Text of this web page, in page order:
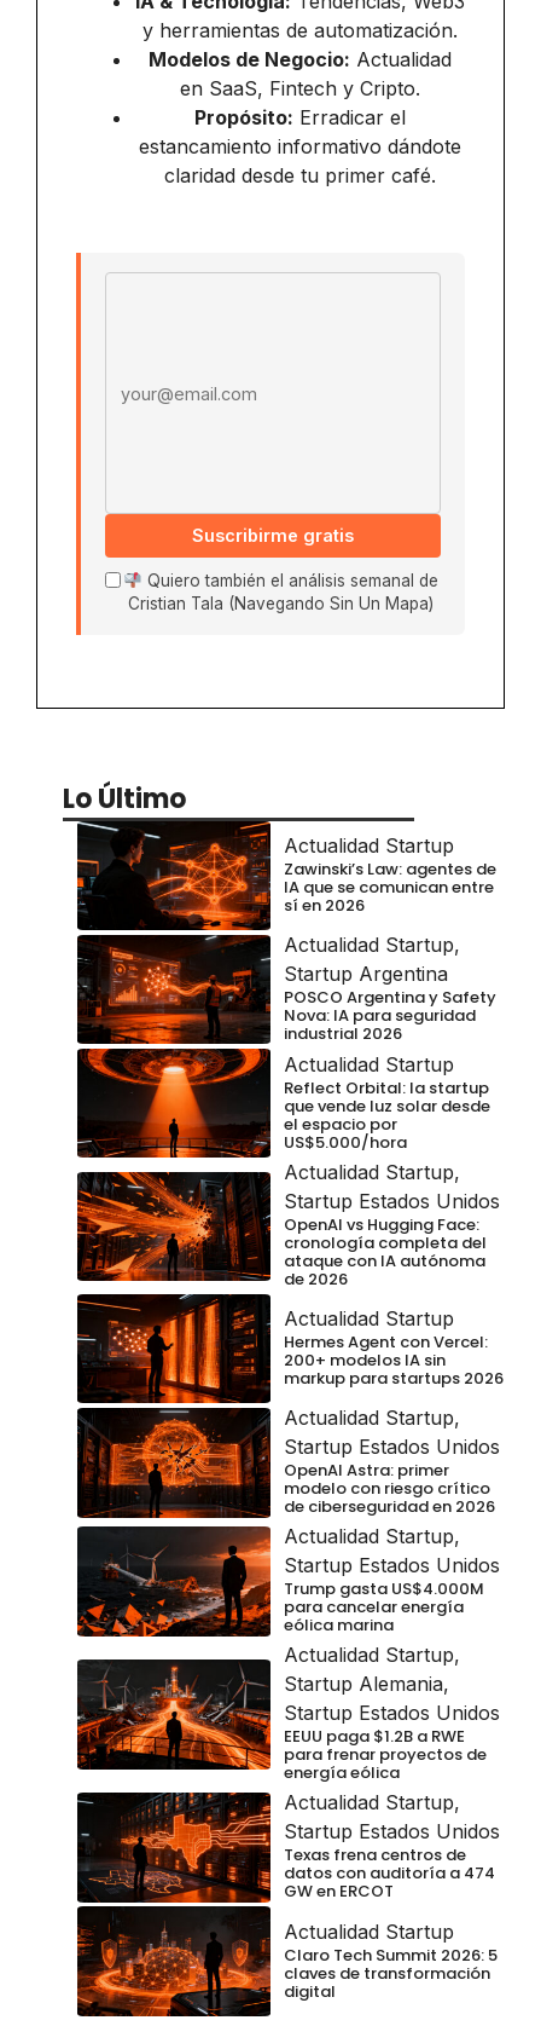
y herramientas de automatización.
Modelos de Negocio: Actualidad
en SaaS, Fintech y Cripto.
Propósito: Erradicar el
estancamiento informativo dándote
claridad desde tu primer café.
Suscribirme gratis
Quiero también el análisis semanal de
Cristian Tala (Navegando Sin Un Mapa)
Lo Último
Actualidad Startup
Zawinski’s Law: agentes de
IA que se comunican entre
sí en 2026
Actualidad Startup,
Startup Argentina
POSCO Argentina y Safety
Nova: IA para seguridad
industrial 2026
Actualidad Startup
Reflect Orbital: la startup
que vende luz solar desde
el espacio por
US$5.000/hora
Actualidad Startup,
Startup Estados Unidos
OpenAI vs Hugging Face:
cronología completa del
ataque con IA autónoma
de 2026
Actualidad Startup
Hermes Agent con Vercel:
200+ modelos IA sin
markup para startups 2026
Actualidad Startup,
Startup Estados Unidos
OpenAI Astra: primer
modelo con riesgo crítico
de ciberseguridad en 2026
Actualidad Startup,
Startup Estados Unidos
Trump gasta US$4.000M
para cancelar energía
eólica marina
Actualidad Startup,
Startup Alemania,
Startup Estados Unidos
EEUU paga $1.2B a RWE
para frenar proyectos de
energía eólica
Actualidad Startup,
Startup Estados Unidos
Texas frena centros de
datos con auditoría a 474
GW en ERCOT
Actualidad Startup
Claro Tech Summit 2026: 5
claves de transformación
digital